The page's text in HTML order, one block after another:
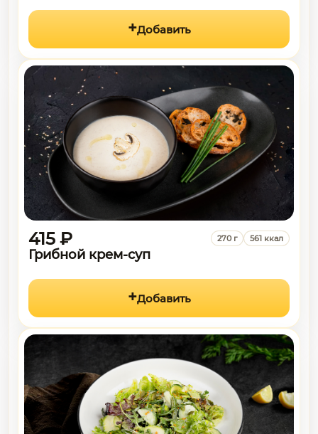
Добавить
415 ₽ 270 г 561 ккал
Грибной крем-суп
Добавить